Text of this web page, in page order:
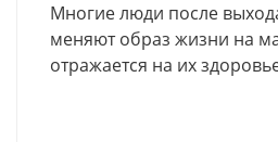
Многие люди после
меняют образ жизни на
отражается на их